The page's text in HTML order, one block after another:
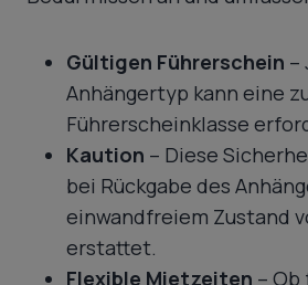
Gültigen Führerschein –
Anhängertyp kann eine
Führerscheinklasse
Kaution – Diese
bei Rückgabe des
einwandfreiem Zustand
erstattet.
Flexible Mietzeiten – Ob